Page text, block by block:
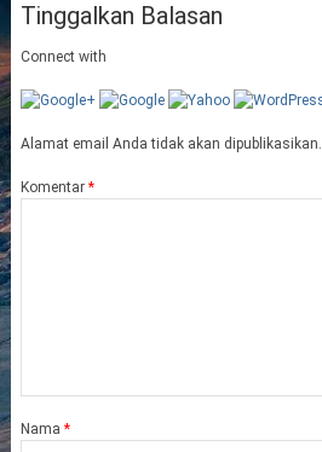
Tinggalkan Balasan
Connect with
Alamat email Anda tidak akan dipublikasikan.
Komentar *
Nama *